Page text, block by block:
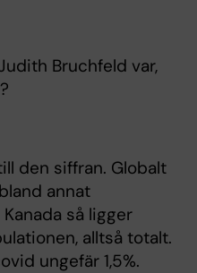
Bruchfeld var,
den siffran. Globalt
annat
så ligger
alltså totalt.
ungefär 1,5%.